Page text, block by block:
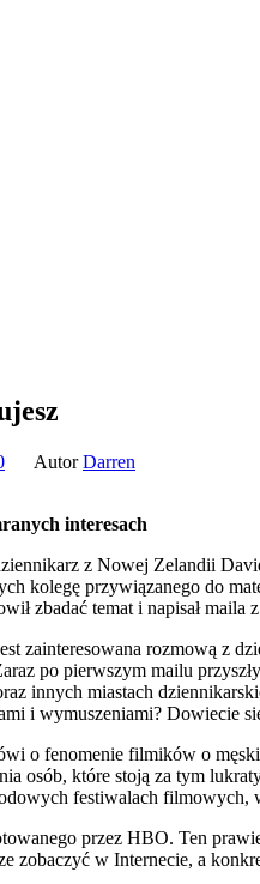
AutorDarren
interesach
z Nowej Zelandii
kolegę przywiązanego do
zbadać temat i napisał
zainteresowana rozmową z
po pierwszym mailu
innych miastach
i wymuszeniami? Dowiecie
o fenomenie filmików o
osób, które stoją za tym
festiwalach filmowych,
przez HBO. Ten
zobaczyć w Internecie, a